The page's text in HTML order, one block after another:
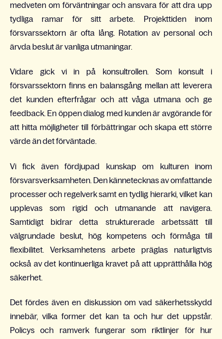
medveten om förväntningar och ansvara för att dra upp
tydliga ramar för sitt arbete. Projekttiden inom
försvarssektorn är ofta lång. Rotation av personal och
ärvda beslut är vanliga utmaningar.
Vidare gick vi in på konsultrollen. Som konsult i
försvarssektorn finns en balansgång mellan att leverera
det kunden efterfrågar och att våga utmana och ge
feedback. En öppen dialog med kunden är avgörande för
att hitta möjligheter till förbättringar och skapa ett större
värde än det förväntade.
Vi fick även fördjupad kunskap om kulturen inom
försvarsverksamheten. Den kännetecknas av omfattande
processer och regelverk samt en tydlig hierarki, vilket kan
upplevas som rigid och utmanande att navigera.
Samtidigt bidrar detta strukturerade arbetssätt till
välgrundade beslut, hög kompetens och förmåga till
flexibilitet. Verksamhetens arbete präglas naturligtvis
också av det kontinuerliga kravet på att upprätthålla hög
säkerhet.
Det fördes även en diskussion om vad säkerhetsskydd
innebär, vilka former det kan ta och hur det uppstår.
Policys och ramverk fungerar som riktlinjer för hur